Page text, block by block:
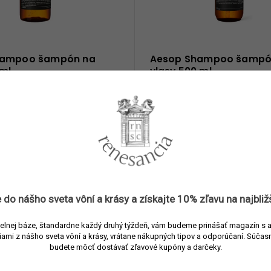
šampón na
zdravé a svieže.
Aesop Shampoo
vlasy 500 ml
49 €
Vyvážený šampón na
použitie s rozmarínom,
udržiava vlasy zdravé a
do nášho sveta vôní a krásy a získajte 10% zľavu na
báze, štandardne každý druhý týždeň, vám budeme prinášať magazín s
z nášho sveta vôní a krásy, vrátane nákupných tipov a odporúčaní.
budete môcť dostávať zľavové kupóny a darčeky.